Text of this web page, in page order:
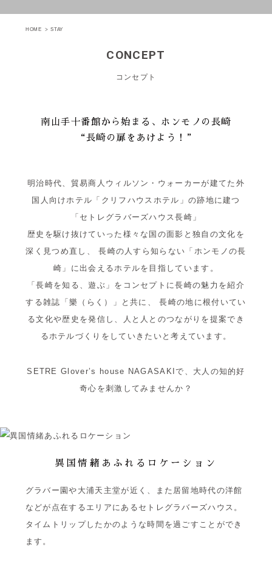
HOME STAY
CONCEPT
コンセプト
南山手十番館から始まる、ホンモノの長崎
“長崎の扉をあけよう！”
明治時代、貿易商人ウィルソン・ウォーカーが建てた外
国人向けホテル「クリフハウスホテル」の跡地に建つ
「セトレグラバーズハウス長崎」
歴史を駆け抜けていった様々な国の面影と独自の文化を
深く見つめ直し、
長崎の人すら知らない「ホンモノの長
崎」に出会えるホテルを目指しています。
「長崎を知る、遊ぶ」をコンセプトに長崎の魅力を紹介
する雑誌「樂（らく）」と共に、
長崎の地に根付いてい
る文化や歴史を発信し、人と人とのつながりを提案でき
るホテルづくりをしていきたいと考えています。
SETRE Glover’s house NAGASAKIで、大人の知的好
奇心を刺激してみませんか？
異国情緒あふれるロケーション
グラバー園や大浦天主堂が近く、また居留地時代の洋館
などが点在するエリアにあるセトレグラバーズハウス。
タイムトリップしたかのような時間を過ごすことができ
ます。